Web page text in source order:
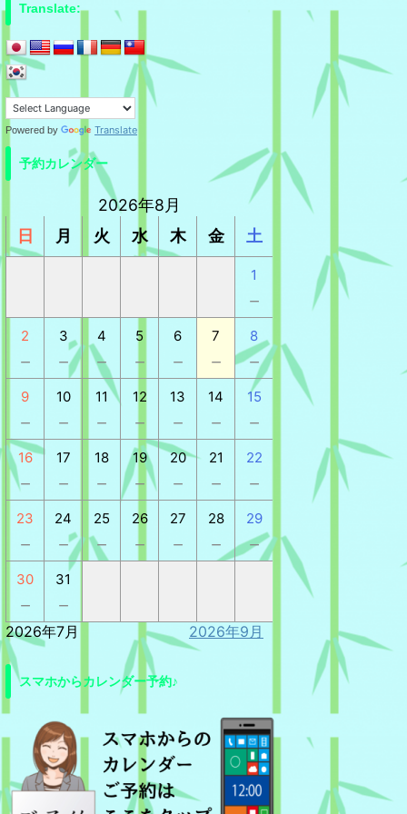
Translate:
Powered by Translate
予約カレンダー
2026年8月
日
月 火 水 木 金 土
1
－
2
－
3
－
4
－
5
－
6
－
7
－
8
－
9
－
10
－
11
－
12
－
13
－
14
－
15
－
16
－
17
－
18
－
19
－
20
－
21
－
22
－
23
－
24
－
25
－
26
－
27
－
28
－
29
－
30
－
31
－
2026年7月 2026年9月
スマホからカレンダー予約♪